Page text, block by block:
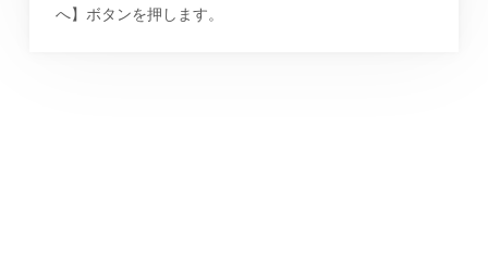
へ】ボタンを押します。